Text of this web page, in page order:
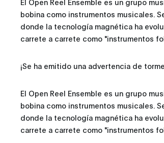
bobina como instrumentos musicales.
donde la tecnología magnética ha
carrete a carrete como "instrumentos
¡Se ha emitido una advertencia de
El Open Reel Ensemble es un grupo
bobina como instrumentos musicales.
donde la tecnología magnética ha
carrete a carrete como "instrumentos